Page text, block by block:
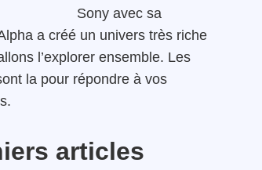
Sony avec sa
a créé un univers très riche
l’explorer ensemble. Les
la pour répondre à vos
articles